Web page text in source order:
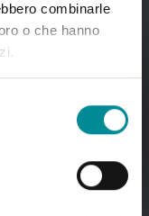
combinarle
o che hanno